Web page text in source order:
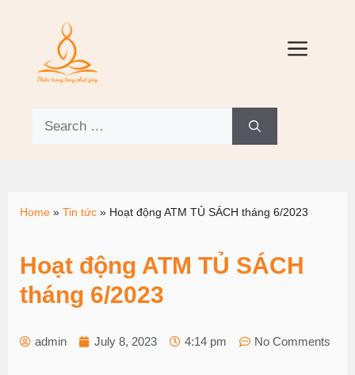
Home » Tin tức » Hoạt động ATM TỦ SÁCH tháng 6/2023
Hoạt động ATM TỦ SÁCH
tháng 6/2023
admin July 8, 2023 4:14 pm No Comments